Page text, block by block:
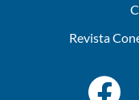
Revista